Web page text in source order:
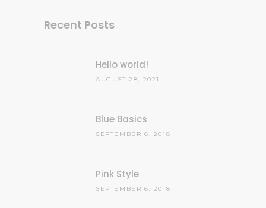
Recent Posts
Hello world!
AUGUST 28, 2021
Blue Basics
SEPTEMBER 6, 2018
Pink Style
SEPTEMBER 6, 2018